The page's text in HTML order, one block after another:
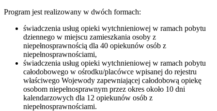
Program jest realizowany w dwóch formach:
świadczenia usług opieki wytchnieniowej w ramach pobytu
dziennego w miejscu zamieszkania osoby z
niepełnosprawnością dla 40 opiekunów osób z
niepełnosprawnościami,
świadczenia usług opieki wytchnieniowej w ramach pobytu
całodobowego w ośrodku/placówce wpisanej do rejestru
właściwego Wojewody zapewniającej całodobową opiekę
osobom niepełnosprawnym przez okres około 10 dni
kalendarzowych dla 12 opiekunów osób z
niepełnosprawnościami.